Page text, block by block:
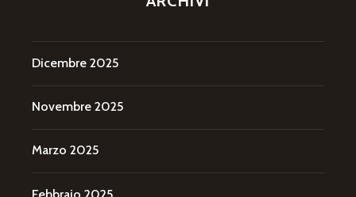
Dicembre 2025
Novembre 2025
Marzo 2025
Febbraio 2025